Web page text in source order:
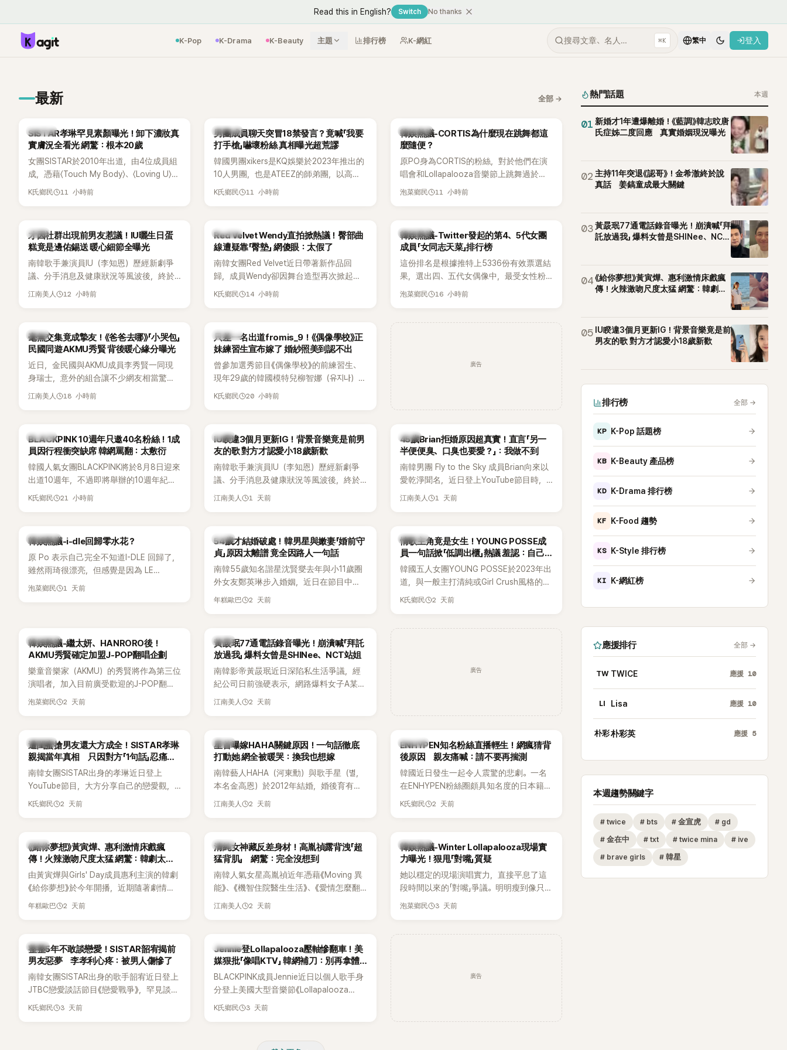
Read this in English? Switch No thanks
K-Pop K-Drama K-Beauty 主題 排行榜 K-網紅 搜尋文章、名人… ⌘K 繁中 登入
最新 全部 →
K-POP
SISTAR孝琳罕見素顏曝光！卸下濃妝真
實膚況全看光 網驚：根本20歲
女團SISTAR於2010年出道，由4位成員組
成，憑藉〈Touch My Body〉、〈Loving U〉、
〈Shake It〉等一連串夏日神曲紅遍亞洲，獲
的孝琳，近日在社群分享與「排球女王」金軟
景聚餐的日常，不僅展現兩人多年不變的
好交情，她幾乎素顏入鏡的真實模樣，也
意外掀起網友熱議。
K氏鄉民 11 小時前
K-POP
男團成員聊天突冒18禁發言？竟喊「我要
打手槍」嚇壞粉絲 真相曝光超荒謬
韓國男團xikers是KQ娛樂於2023年推出的
10人男團，也是ATEEZ的師弟團，以高完
成度舞台、充滿爆發力的表演及Hip-Hop
力。
K氏鄉民 11 小時前
熱議討論
韓娛熱議-CORTIS為什麼現在跳舞都這
麼隨便？
原PO身為CORTIS的粉絲，對於他們在演
唱會和Lollapalooza音樂節上跳舞過於隨
便感到不滿，認為舞蹈是他們走紅的重要
泡菜鄉民 11 小時前
韓星
才因社群出現前男友惹議！IU曬生日蛋
糕竟是邊佑錫送 暖心細節全曝光
南韓歌手兼演員IU（李知恩）歷經新劇爭
議、分手消息及健康狀況等風波後，終於
睽違3個月更新社群平台，一口氣曬出20
尖網友發現暗藏玄機，在韓網引發兩波討
論。
江南美人 12 小時前
K-POP
Red Velvet Wendy直拍掀熱議！臀部曲
線遭疑靠「臀墊」 網傻眼：太假了
南韓女團Red Velvet近日帶著新作品回
歸，成員Wendy卻因舞台造型再次掀起討
論。她日前才因暴瘦身形受到外界關注，
K氏鄉民 14 小時前
熱議討論
韓娛熱議-Twitter發起的第4、5代女團
成員「女同志天菜」排行榜
這份排名是根據推特上5336份有效票選結
果，選出四、五代女偶像中，最受女性粉
絲喜愛的成員。其中，HATS2HEARTS成
泡菜鄉民 16 小時前
韓星
毫無交集竟成摯友！《爸爸去哪》「小哭包」
民國同遊AKMU秀賢 背後暖心緣分曝光
近日，金民國與AKMU成員李秀賢一同現
身瑞士，意外的組合讓不少網友相當驚
訝。兩人過去幾乎沒有公開交集，如今卻
江南美人 18 小時前
K-POP
只差一名出道fromis_9！《偶像學校》正
妹練習生宣布嫁了 婚紗照美到認不出
曾參加選秀節目《偶像學校》的前練習生、
現年29歲的韓國模特兒柳智娜（유지나），
近日無預警在社群平台公開一系列婚紗
K氏鄉民 20 小時前
廣告
K-POP
BLACKPINK 10週年只邀40名粉絲！1成
員因行程衝突缺席 韓網罵翻：太敷衍
韓國人氣女團BLACKPINK將於8月8日迎來
出道10週年，不過即將舉辦的10週年紀念
Meet & Greet活動，依舊無法看到四人合
絲熱議。
K氏鄉民 21 小時前
韓星
IU睽違3個月更新IG！背景音樂竟是前男
友的歌 對方才認愛小18歲新歡
南韓歌手兼演員IU（李知恩）歷經新劇爭
議、分手消息及健康狀況等風波後，終於
睽違3個月更新社群平台，一口氣曬出20
音樂，意外掀起韓網討論。
江南美人 1 天前
韓星
45歲Brian拒婚原因超真實！直言「另一
半便便臭、口臭也要愛？」：我做不到
南韓男團 Fly to the Sky 成員Brian向來以
愛乾淨聞名，近日登上YouTube節目時，
再度談到自己的婚姻觀，直言無法理解「連
江南美人 1 天前
熱議討論
韓娛熱議-i-dle回歸零水花？
原 Po 表示自己完全不知道I-DLE 回歸了，
雖然雨琦很漂亮，但感覺是因為 LE
SSERAFIM 和 aespa 佔據了市場。
泡菜鄉民 1 天前
韓星
54歲才結婚破處！韓男星與嫩妻「婚前守
貞」原因太離譜 竟全因路人一句話
南韓55歲知名諧星沈賢燮去年與小11歲圈
外女友鄭英琳步入婚姻，近日在節目中分
享與妻子的戀愛故事，笑稱兩人原本想享
前一直堅守「婚前守貞」的原因之一。
年糕歐巴 2 天前
K-POP
情歌主角竟是女生！YOUNG POSSE成
員一句話掀「低調出櫃」熱議 羞認：自己
都不敢聽
韓國五人女團YOUNG POSSE於2023年出
道，與一般主打清純或Girl Crush風格的女
團不同，她們以濃厚的Hip-Hop元素、自
識度的新生代代表之一。
K氏鄉民 2 天前
熱議討論
韓娛熱議-繼太妍、HANRORO後！
AKMU秀賢確定加盟J-POP翻唱企劃
樂童音樂家（AKMU）的秀賢將作為第三位
演唱者，加入目前廣受歡迎的J-POP翻唱
企劃。繼太妍和Hanroro之後，秀賢已獲
泡菜鄉民 2 天前
韓星
黃晸珉77通電話錄音曝光！崩潰喊「拜託
放過我」 爆料女曾是SHINee、NCT站姐
南韓影帝黃晸珉近日深陷私生活爭議，經
紀公司日前強硬表示，網路爆料女子A某涉
嫌長期跟蹤黃晸珉，已正式採取法律行
的單方面騷擾。如今，韓媒《Dispatch》再
曝光雙方77通電話的錄音內容，而A也首
度承認自己過去曾是SHINee、NCT等偶像
團體的「站姐」，事件持續延燒。
江南美人 2 天前
廣告
K-POP
遭閨蜜搶男友還大方成全！SISTAR孝琳
親揭當年真相 只因對方「1句話」忍痛放
手
南韓女團SISTAR出身的孝琳近日登上
YouTube節目，大方分享自己的戀愛觀，
更首度坦承過去曾遭最好的朋友搶走男
K氏鄉民 2 天前
韓星
星首曝嫁HAHA關鍵原因！一句話徹底
打動她 網全被暖哭：換我也想嫁
南韓藝人HAHA（河東勳）與歌手星（별，
本名金高恩）於2012年結婚，婚後育有兩
子一女，一家五口生活幸福美滿，也是韓
步入婚姻的最大理由。
江南美人 2 天前
K-POP
ENHYPEN知名粉絲直播輕生！網瘋猜背
後原因 親友痛喊：請不要再揣測
韓國近日發生一起令人震驚的悲劇。一名
在ENHYPEN粉絲圈頗具知名度的日本籍女
粉絲，日前在TikTok直播期間輕生，最終
止揣測，盼逝者安息。
K氏鄉民 2 天前
韓劇
《給你夢想》黃寅燁、惠利激情床戲瘋
傳！火辣激吻尺度太猛 網驚：韓劇太敢
拍
由黃寅燁與Girls' Day成員惠利主演的韓劇
《給你夢想》於今年開播，近期隨著劇情進
入高潮，男女主角的感情線快速升溫。最
年糕歐巴 2 天前
韓星
清純女神藏反差身材！高胤禎露背洩「超
猛背肌」 網驚：完全沒想到
南韓人氣女星高胤禎近年憑藉《Moving 異
能》、《機智住院醫生生活》、《愛情怎麼翻
譯？》、《努力克服自卑的我們》等多部熱門
近況照意外掀起熱議，不是因為仙氣十足
的美貌，而是藏在纖細身材下的超狂背肌
與肩膀線條，反差感十足，讓不少網友看
傻直呼：「原來她身材這麼猛！」
江南美人 2 天前
熱議討論
韓娛熱議-Winter Lollapalooza現場實
力曝光！狠甩「對嘴」質疑
她以穩定的現場演唱實力，直接平息了這
段時間以來的「對嘴」爭議。明明瘦到像只剩
骨頭，怎麼還能唱出這麼驚人的爆發力和
泡菜鄉民 3 天前
韓星
整整5年不敢談戀愛！SISTAR韶宥揭前
男友惡夢 李孝利心疼：被男人傷慘了
南韓女團SISTAR出身的歌手韶宥近日登上
JTBC戀愛談話節目《戀愛戰爭》，罕見談及
自己的感情生活，不僅坦言已經整整5年沒
K氏鄉民 3 天前
K-POP
Jennie登Lollapalooza壓軸慘翻車！美
媒狠批「像唱KTV」 韓網補刀：別再拿體
力當藉口
BLACKPINK成員Jennie近日以個人歌手身
分登上美國大型音樂節《Lollapalooza
Chicago》主舞台，不僅成為首位擔任該音
K氏鄉民 3 天前
廣告
熱門話題 本週
01 新婚才1年遭爆離婚！《藍調》韓志旼唐
氏症姊二度回應 真實婚姻現況曝光
02 主持11年突退《認哥》！金希澈終於說
真話 姜鎬童成最大關鍵
03黃晸珉77通電話錄音曝光！崩潰喊「拜
託放過我」 爆料女曾是SHINee、NCT
04《給你夢想》黃寅燁、惠利激情床戲瘋
傳！火辣激吻尺度太猛 網驚：韓劇太
05 IU睽違3個月更新IG！背景音樂竟是前
男友的歌 對方才認愛小18歲新歡
排行榜 全部 →
KP K-Pop 話題榜
KB K-Beauty 產品榜
KD K-Drama 排行榜
KF K-Food 趨勢
KS K-Style 排行榜
KI K-網紅榜
應援排行 全部 →
TW TWICE 應援 10
LI Lisa 應援 10
朴彩朴彩英 應援 5
本週趨勢關鍵字
# twice # bts # 金宣虎 # gd
# 金在中 # txt # twice mina # ive
# brave girls # 韓星